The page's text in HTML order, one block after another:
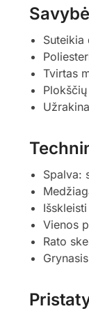
Tvirtas
Spalva:
Vienos
Rato